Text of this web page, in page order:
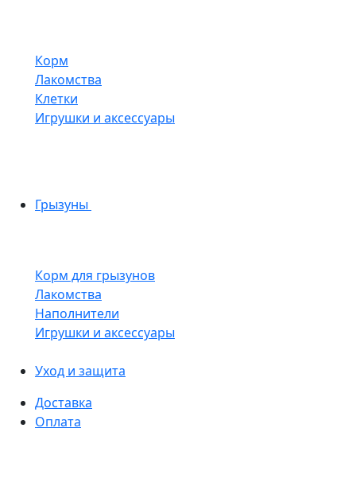
Корм
Лакомства
Клетки
Игрушки и аксессуары
Грызуны
Корм для грызунов
Лакомства
Наполнители
Игрушки и аксессуары
Уход и защита
Доставка
Оплата